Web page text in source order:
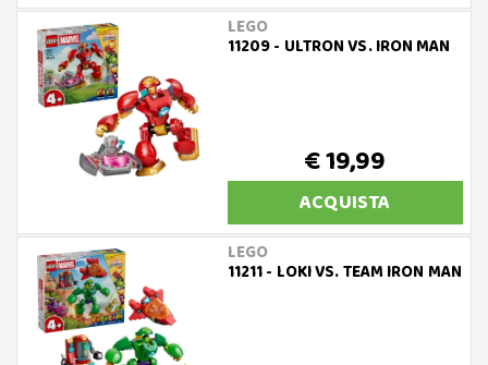
LEGO
11209 - ULTRON VS. IRON MAN
€ 19,99
ACQUISTA
LEGO
11211 - LOKI VS. TEAM IRON MAN